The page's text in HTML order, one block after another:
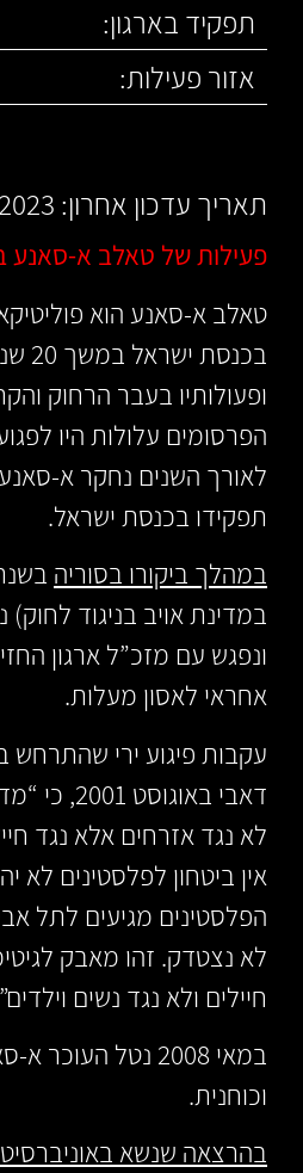
תפקיד בארגון:
אזור פעילות:
תאריך עדכון אחרון: 24.7.2023
פעילות של טאלב א-
טאלב א-סאנע הוא
ופעולותיו בעבר הרחוק
הפרסומים עלולות היו
לאורך השנים נחקר א-
תפקידו בכנסת ישראל.
במהלך ביקורו בסוריה
במדינת אויב בניגוד
ונפגש עם מזכ”ל ארגון
אחראי לאסון מעלות.
עקבות פיגוע ירי שהתרחש
דאבי
לא נגד אזרחים אלא נגד
אין ביטחון לפלסטינים לא
הפלסטינים מגיעים לתל
לא נצטדק. זהו מאבק
חיילים ולא נגד נשים
במאי 2008 נטל העוכר א-סאנע חלק בציון יום הנכבה,
וכוחנית.
בהרצאה שנשא